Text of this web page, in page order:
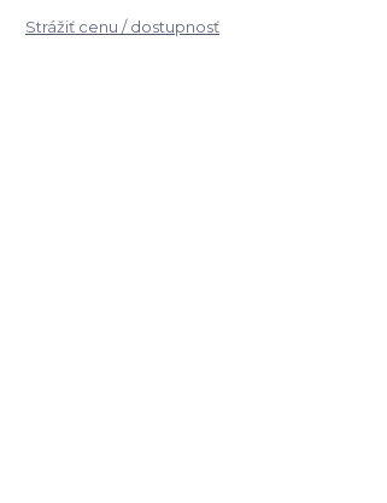
Strážiť cenu / dostupnosť